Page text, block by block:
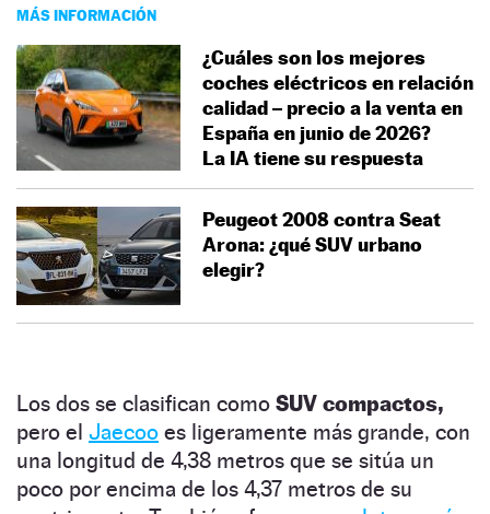
MÁS INFORMACIÓN
¿Cuáles son los mejores
coches eléctricos en relación
calidad – precio a la venta en
España en junio de 2026?
La IA tiene su respuesta
Peugeot 2008 contra Seat
Arona: ¿qué SUV urbano
elegir?
Los dos se clasifican como SUV compactos,
pero el Jaecoo es ligeramente más grande, con
una longitud de 4,38 metros que se sitúa un
poco por encima de los 4,37 metros de su